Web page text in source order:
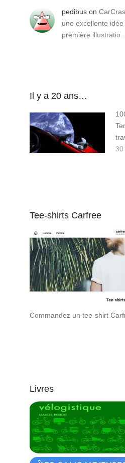
pedibus on
une excellente
première illustratio…
Il y a 20 ans…
Tee-shirts Carfree
Commandez un tee-shirt
Livres